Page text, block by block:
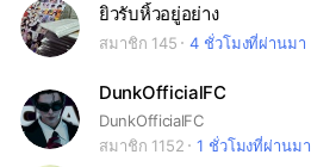
ยิวรับหิ้วอยู่อย่าง
สมาชิก 145 4 ชั่วโมงที่ผ่านมา
DunkOfficialFC
DunkOfficialFC
สมาชิก 1152
1 ชั่วโมงที่ผ่านมา